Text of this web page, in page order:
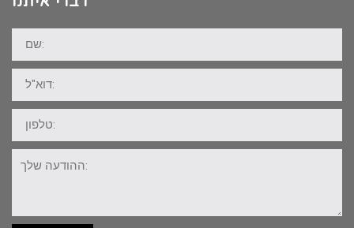
שם:
דוא"ל:
טלפון:
ההודעה
שלך: